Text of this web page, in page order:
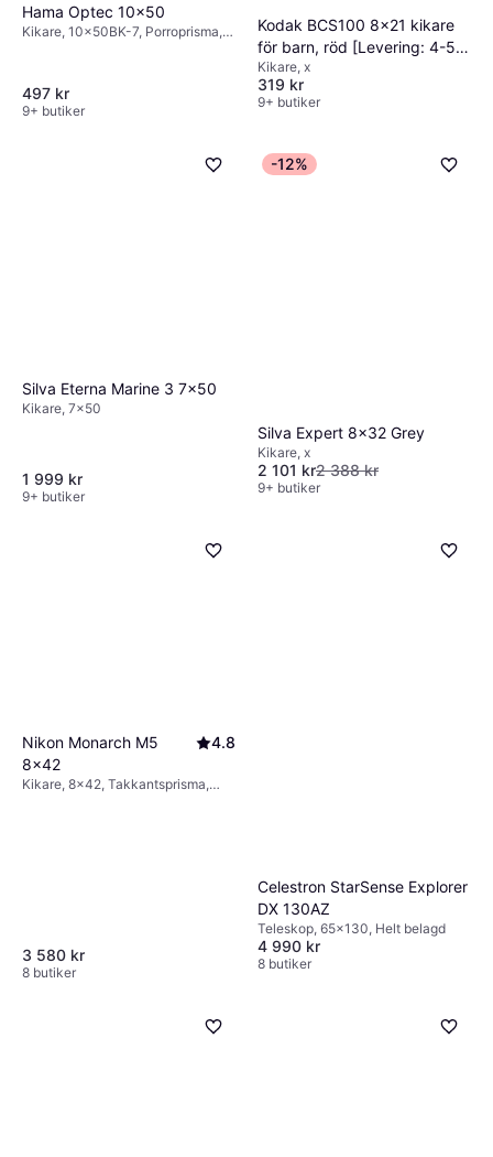
Hama Optec 10x50
Kikare, 10x50BK-7, Porroprisma,
497 kr
9+ butiker
Kodak BCS100 8x21 kikare
för barn, röd [Levering: 4-5
dage]
Kikare, x
319 kr
9+ butiker
Silva Eterna Marine 3 7x50
Kikare, 7x50
1 999 kr
9+ butiker
-12%
Silva Expert 8x32 Grey
Kikare, x
2 101 kr2 388 kr
9+ butiker
Nikon Monarch M5
8x42
4.8
Kikare, 8x42, Takkantsprisma,
3 580 kr
8 butiker
Celestron StarSense Explorer
DX 130AZ
Teleskop, 65x130, Helt belagd
4 990 kr
8 butiker